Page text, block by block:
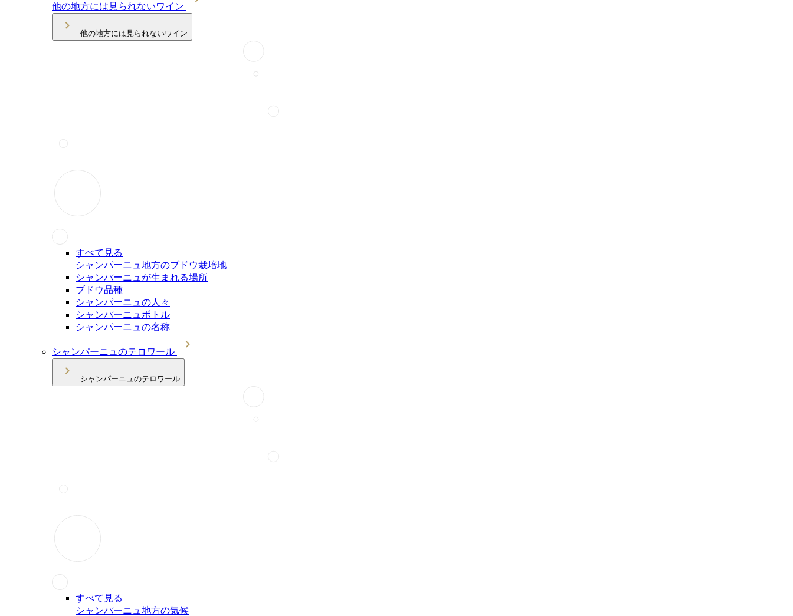
他の地方には見られないワイン
他の地方には見られないワイン
すべて見る
シャンパーニュ地方のブドウ栽培地
シャンパーニュが生まれる場所
ブドウ品種
シャンパーニュの人々
シャンパーニュボトル
シャンパーニュの名称
シャンパーニュのテロワール
シャンパーニュのテロワール
すべて見る
シャンパーニュ地方の気候